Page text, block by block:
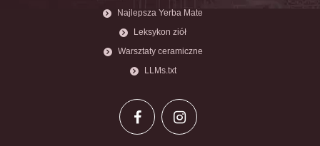
Najlepsza Yerba Mate
Leksykon ziół
Warsztaty ceramiczne
LLMs.txt